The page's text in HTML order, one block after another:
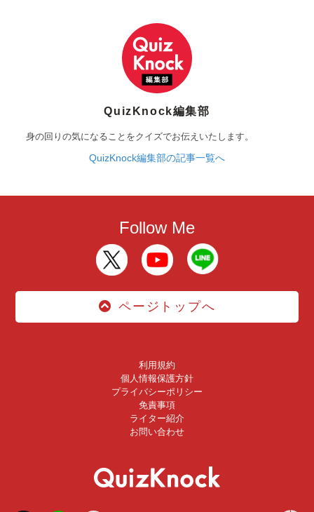
QuizKnock編集部
身の回りの気になることをクイズでお伝えいたします。
QuizKnock編集部の記事一覧へ
Follow Me
ページトップへ
利用規約
個人情報保護方針
プライバシーポリシー
免責事項
ライター紹介
お問い合わせ